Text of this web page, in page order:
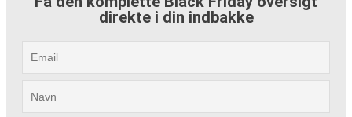
direkte i din indbakke